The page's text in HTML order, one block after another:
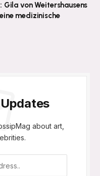
Gila von Weitershausens
medizinische
about art,